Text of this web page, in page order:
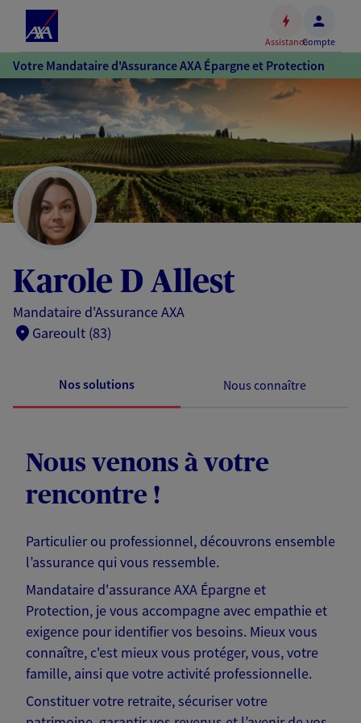
Accéder
au
contenu
principal
Accéder
au
pied
de
page
AssistanceCompte
Votre Mandataire d'Assurance AXA Épargne et Protection
Karole D Allest
Mandataire d'Assurance AXA
Gareoult (83)
Nos solutions Nous connaître
Nous venons à votre
rencontre !
Particulier ou professionnel, découvrons ensemble
l’assurance qui vous ressemble.
Mandataire d'assurance AXA Épargne et
Protection, je vous accompagne avec empathie et
exigence pour identifier vos besoins. Mieux vous
connaître, c'est mieux vous protéger, vous, votre
famille, ainsi que votre activité professionnelle.
Constituer votre retraite, sécuriser votre